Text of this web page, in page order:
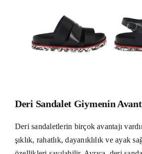
Deri Sandalet Giymenin
Deri sandaletlerin birçok avantajı
şıklık, rahatlık, dayanıklılık ve ayak